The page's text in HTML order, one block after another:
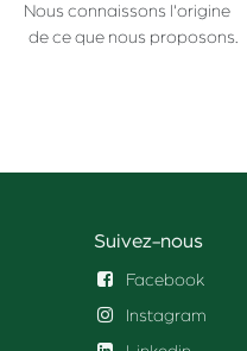
Nous connaissons l'origine
de ce que nous proposons.
Suivez-nous
Facebook
Instagram